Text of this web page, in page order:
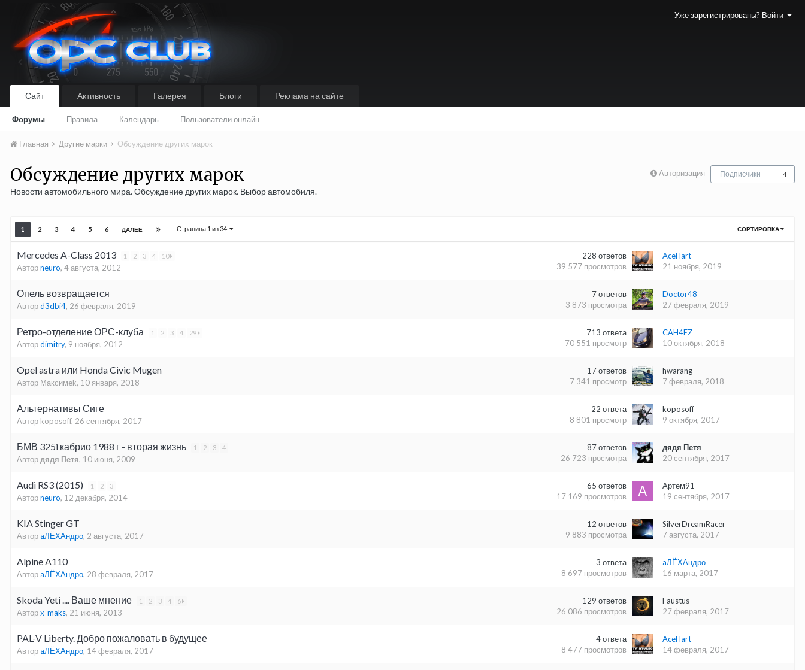
Уже зарегистрированы? Войти
Сайт
Форумы Правила Календарь Пользователи онлайн
Активность Галерея Блоги Реклама на сайте
Главная Другие марки Обсуждение других марок
Обсуждение других марок Авторизация Подписчики 4
Новости автомобильного мира. Обсуждение других марок. Выбор автомобиля.
СОРТИРОВКА
1 2 3 4 5 6 ДАЛЕЕ Страница 1 из 34
Mercedes A-Class 2013 1 2 3 4 10
Авторneuro, 4 августа, 2012
228 ответов
39 577 просмотров
AceHart
21 ноября, 2019
Опель возвращается
Авторd3dbi4, 26 февраля, 2019
7ответов
3 873 просмотра
Doctor48
27 февраля, 2019
Ретро-отделение ОРС-клуба 1 2 3 4 29
Авторdimitry, 9 ноября, 2012
713 ответа
70 551 просмотр
CAH4EZ
10 октября, 2018
Opel astra или Honda Civic Mugen
Автор Максимek, 10 января, 2018
17ответов
7 341 просмотр
hwarang
7 февраля, 2018
Альтернативы Сиге
Автор koposoff, 26 сентября, 2017
22 ответа
8 801 просмотр
koposoff
9 октября, 2017
БМВ 325i кабрио 1988 г - вторая жизнь 1 2 3 4
Автордядя Петя, 10 июня, 2009
87ответов
26 723 просмотра
дядя Петя
20 сентября, 2017
Audi RS3 (2015) 1 2 3
Авторneuro, 12 декабря, 2014
65 ответов
17 169 просмотров
Артем91
19 сентября, 2017
KIA Stinger GT
АвторaЛЁХАндро, 2 августа, 2017
12 ответов
9 883 просмотра
SilverDreamRacer
7 августа, 2017
Alpine A110
АвторaЛЁХАндро, 28 февраля, 2017
3 ответа
8 697 просмотров
aЛЁХАндро
16 марта, 2017
Skoda Yeti .... Ваше мнение 1 2 3 4 6
Авторx-maks, 21 июня, 2013
129 ответов
26 086 просмотров
Faustus
27 февраля, 2017
PAL-V Liberty. Добро пожаловать в будущее
АвторaЛЁХАндро, 14 февраля, 2017
4ответа
8 477 просмотров
AceHart
14 февраля, 2017